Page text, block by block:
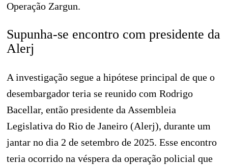
Operação Zargun.
Supunha-se encontro com presidente da
Alerj
A investigação segue a hipótese principal de que o
desembargador teria se reunido com Rodrigo
Bacellar, então presidente da Assembleia
Legislativa do Rio de Janeiro (Alerj), durante um
jantar no dia 2 de setembro de 2025. Esse encontro
teria ocorrido na véspera da operação policial que